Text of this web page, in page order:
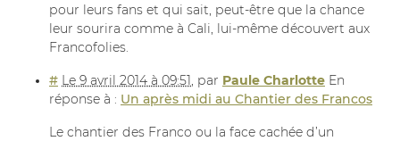
pour leurs fans et qui sait, peut-être que la chance
leur sourira comme à Cali, lui-même découvert aux
Francofolies.
# Le 9 avril 2014 à 09:51, par Paule Charlotte En
réponse à : Un après midi au Chantier des Francos
Le chantier des Franco ou la face cachée d’un